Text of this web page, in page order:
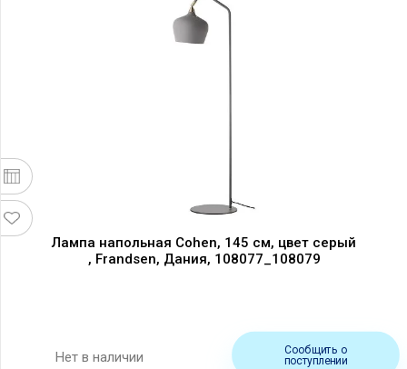
Лампа напольная Cohen, 145 см, цвет серый
, Frandsen, Дания, 108077_108079
Нет в наличии
Сообщить о
поступлении